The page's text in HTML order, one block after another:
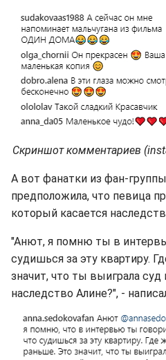
Скриншот комментариев
А вот фанатки из фан-
предположила, что певица
который касается
"Анют, я помню ты в
судишься за эту квартиру.
значит, что ты выиграла суд
наследство Алине?", -